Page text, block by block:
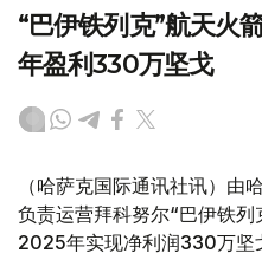
“巴伊铁列克”航天火
年盈利330万坚戈
（哈萨克国际通讯社讯）由
负责运营拜科努尔“巴伊铁
2025年实现净利润330万坚